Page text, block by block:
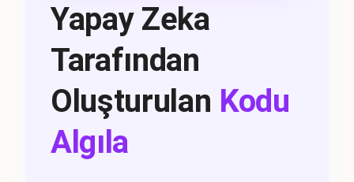
Yapay Zeka
Tarafından
Oluşturulan Kodu
Algıla